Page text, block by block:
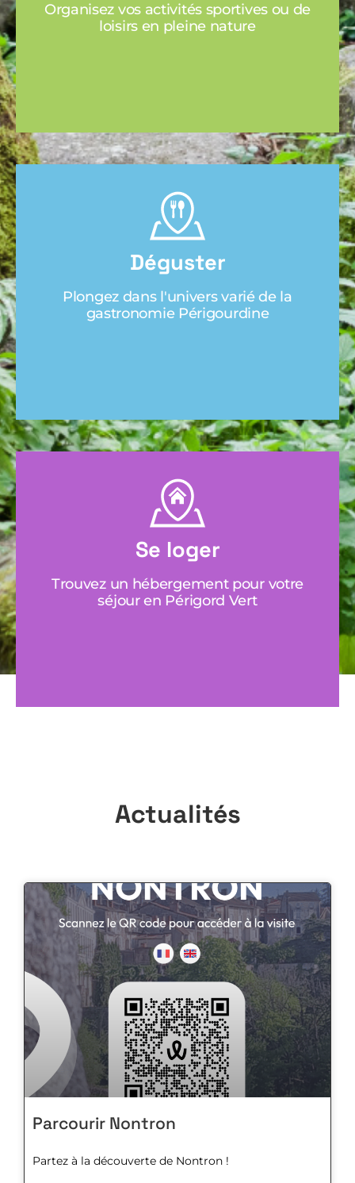
Organisez vos activités sportives ou de
loisirs en pleine nature
Déguster
Plongez dans l'univers varié de la
gastronomie Périgourdine
Se loger
Trouvez un hébergement pour votre
séjour en Périgord Vert
Actualités
Parcourir Nontron
Partez à la découverte de Nontron !